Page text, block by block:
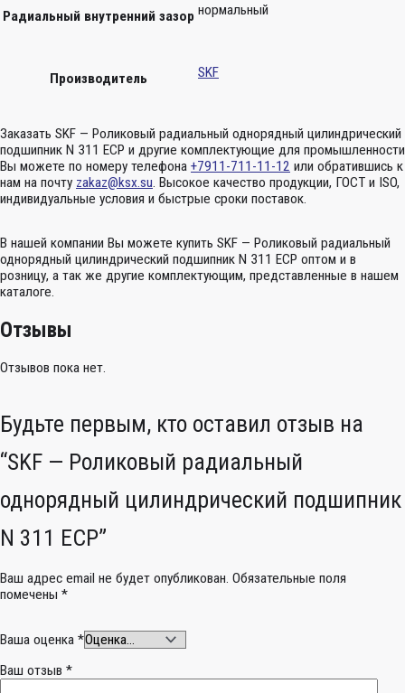
Радиальный внутренний зазор нормальный
Производитель SKF
Заказать SKF — Роликовый радиальный однорядный цилиндрический
подшипник N 311 ECP и другие комплектующие для промышленности
Вы можете по номеру телефона +7911-711-11-12 или обратившись к
нам на почту zakaz@ksx.su. Высокое качество продукции, ГОСТ и ISO,
индивидуальные условия и быстрые сроки поставок.
В нашей компании Вы можете купить SKF — Роликовый радиальный
однорядный цилиндрический подшипник N 311 ECP оптом и в
розницу, а так же другие комплектующим, представленные в нашем
каталоге.
Отзывы
Отзывов пока нет.
Будьте первым, кто оставил отзыв на
“SKF — Роликовый радиальный
однорядный цилиндрический подшипник
N 311 ECP”
Ваш адрес email не будет опубликован. Обязательные поля
помечены *
Ваша оценка *
Ваш отзыв *